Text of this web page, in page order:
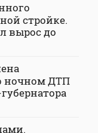
стройке.
вырос до
ночном ДТП